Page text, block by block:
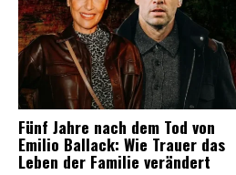
Fünf Jahre nach dem Tod von
Emilio Ballack: Wie Trauer das
Leben der Familie verändert